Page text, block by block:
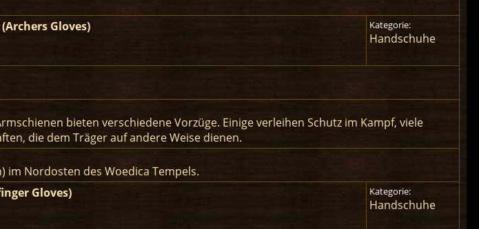
Gloves)
Kategorie:
Handschuhe
bieten verschiedene Vorzüge. Einige verleihen Schutz im Kampf, viele
die dem Träger auf andere Weise dienen.
im Nordosten des Woedica Tempels.
Gloves)
Kategorie:
Handschuhe